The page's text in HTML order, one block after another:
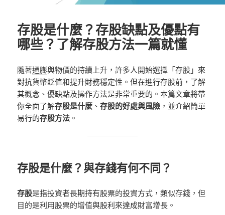
存股是什麼？存股缺點及優點有
哪些？了解存股方法一篇就懂
隨著通膨與物價的持續上升，許多人開始選擇「存股」來
對抗貨幣貶值和提升財務穩定性。但在進行存股前，了解
其概念、優缺點及操作方法是非常重要的。本篇文章將帶
你全面了解存股是什麼 、存股的好處與風險 ，並介紹簡單
易行的存股方法 。
存股是什麼？與存錢有何不同？
存股是指投資者長期持有股票的投資方式，類似存錢，但
目的是利用股票的增值與股利來達成財富增長。